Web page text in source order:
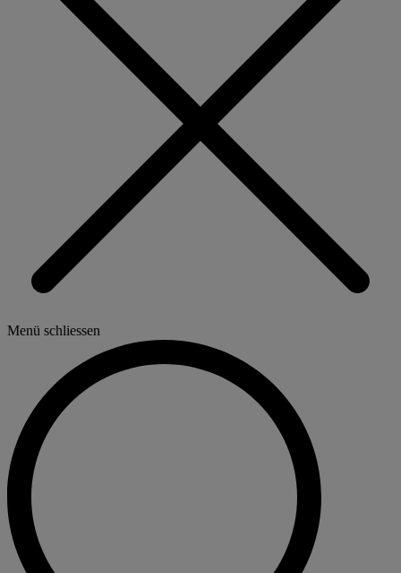
Menü schliessen